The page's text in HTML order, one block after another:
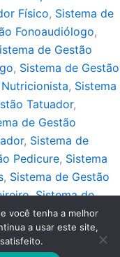
Físico, Sistema de
Fonoaudiólogo,
de Gestão
, Sistema de Gestão
, Sistema
Tatuador,
de Gestão
, Sistema de
Pedicure, Sistema
, Sistema de Gestão
,Sistema de
| Webmaster:
MKT
.
você tenha a melhor
a usar este site,